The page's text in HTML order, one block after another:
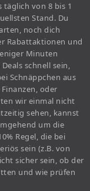
täglich von 8 bis 1
Stand. Du
noch dich
Rabattaktionen und
Minuten
schnell sein,
Schnäppchen aus
oder
wir einmal nicht
sehen, kannst
um die
Regel, die bei
sein (z.B. von
sicher sein, ob der
und wie prüfen